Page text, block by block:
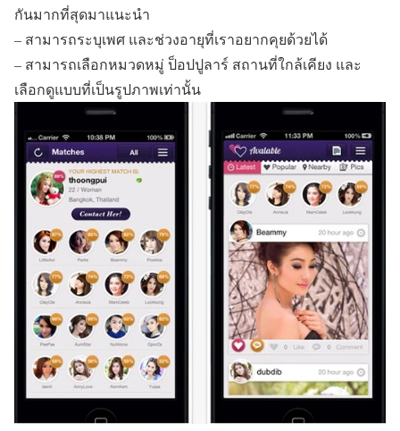
กันมากที่สุดมาแนะนำ
– สามารถระบุเพศ และช่วงอายุที่เราอยากคุยด้วยได้
– สามารถเลือกหมวดหมู่ ป็อปปูลาร์ สถานที่ใกล้เคียง และ
เลือกดูแบบที่เป็นรูปภาพเท่านั้น